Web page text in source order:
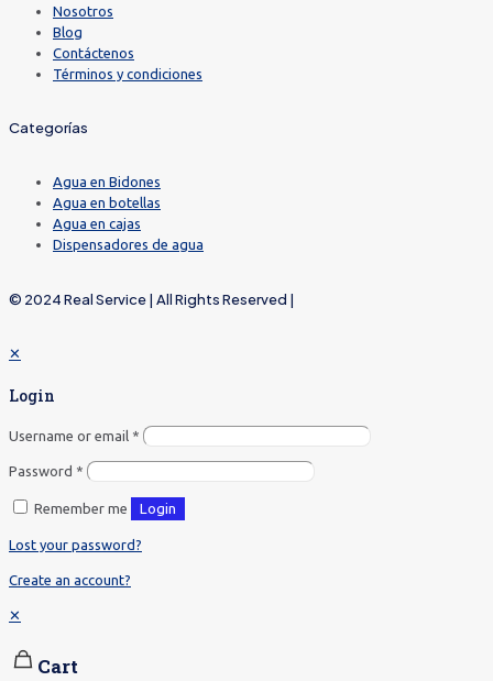
Nosotros
Blog
Contáctenos
Términos y condiciones
Categorías
Agua en Bidones
Agua en botellas
Agua en cajas
Dispensadores de agua
© 2024 Real Service | All Rights Reserved |
✕
Login
Username or email *
Password *
Remember me Login
Lost your password?
Create an account?
✕
Cart